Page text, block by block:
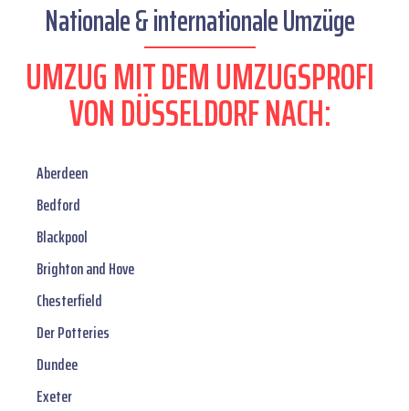
Nationale & internationale Umzüge
UMZUG MIT DEM UMZUGSPROFI
VON DÜSSELDORF NACH:
Aberdeen
Bedford
Blackpool
Brighton and Hove
Chesterfield
Der Potteries
Dundee
Exeter